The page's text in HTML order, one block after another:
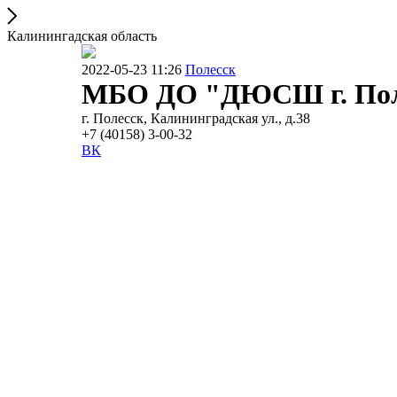
Калинингадская область
2022-05-23 11:26 Полесск
МБО ДО "ДЮСШ г.
г. Полесск, Калининградская ул., д.38
+7 (40158) 3-00-32
ВК